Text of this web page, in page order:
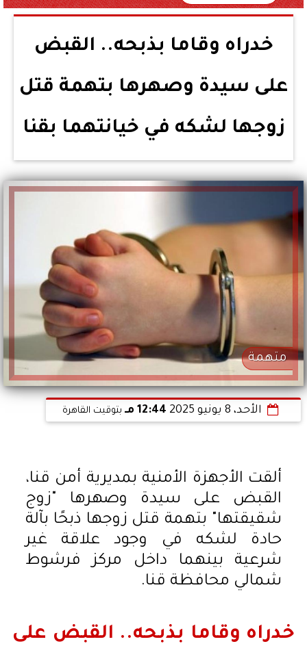
خدراه وقاما بذبحه.. القبض
على سيدة وصهرها بتهمة قتل
زوجها لشكه في خيانتهما بقنا
متهمة
الأحد، 8 يونيو 2025 12:44 مـ بتوقيت القاهرة
ألقت الأجهزة الأمنية بمديرية أمن قنا،
القبض على سيدة وصهرها "زوج
شقيقتها" بتهمة قتل زوجها ذبحًا بآلة
حادة لشكه في وجود علاقة غير
شرعية بينهما داخل مركز فرشوط
شمالي محافظة قنا.
خدراه وقاما بذبحه.. القبض على